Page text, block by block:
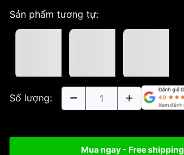
Sản phẩm tương tự:
Số lượng:
Mua ngay - Free shipping